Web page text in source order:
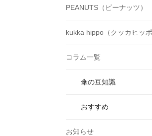
PEANUTS（ピーナッツ）
kukka hippo（クッカヒッポ
コラム一覧
傘の豆知識
おすすめ
お知らせ